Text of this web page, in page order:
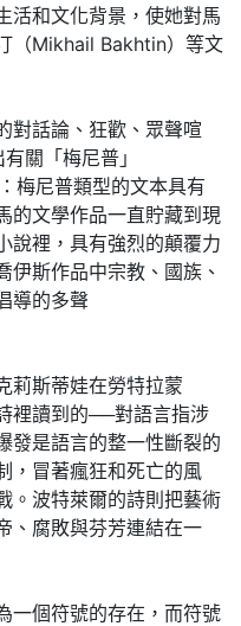
活和文化背景，使她對馬
（Mikhail Bakhtin）等文
對話論、狂歡、眾聲喧
關「梅尼普」
梅尼普類型的文本具有
的文學作品一直貯藏到現
說裡，具有強烈的顛覆力
伊斯作品中宗教、國族、
導的多聲
莉斯蒂娃在勞特拉蒙
裡讀到的──對語言指涉
發是語言的整一性斷裂的
，冒著瘋狂和死亡的風
。波特萊爾的詩則把藝術
、腐敗與芬芳連結在一
一個符號的存在，而符號